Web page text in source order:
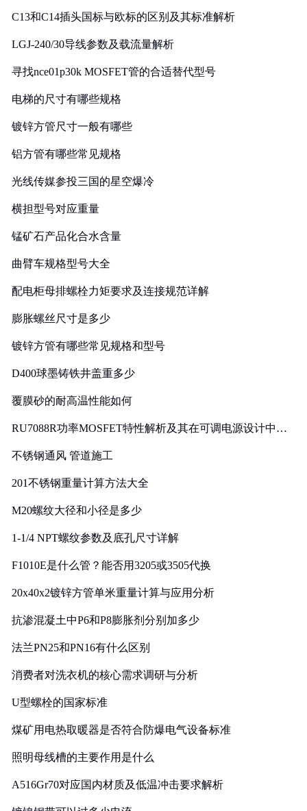
C13和C14插头国标与欧标的区别及其标准解析
LGJ-240/30导线参数及载流量解析
寻找nce01p30k MOSFET管的合适替代型号
电梯的尺寸有哪些规格
镀锌方管尺寸一般有哪些
铝方管有哪些常见规格
光线传媒参投三国的星空爆冷
横担型号对应重量
锰矿石产品化合水含量
曲臂车规格型号大全
配电柜母排螺栓力矩要求及连接规范详解
膨胀螺丝尺寸是多少
镀锌方管有哪些常见规格和型号
D400球墨铸铁井盖重多少
覆膜砂的耐高温性能如何
RU7088R功率MOSFET特性解析及其在可调电源设计中的
不锈钢通风 管道施工
201不锈钢重量计算方法大全
M20螺纹大径和小径是多少
1-1/4 NPT螺纹参数及底孔尺寸详解
F1010E是什么管？能否用3205或3505代换
20x40x2镀锌方管单米重量计算与应用分析
抗渗混凝土中P6和P8膨胀剂分别加多少
法兰PN25和PN16有什么区别
消费者对洗衣机的核心需求调研与分析
U型螺栓的国家标准
煤矿用电热取暖器是否符合防爆电气设备标准
照明母线槽的主要作用是什么
A516Gr70对应国内材质及低温冲击要求解析